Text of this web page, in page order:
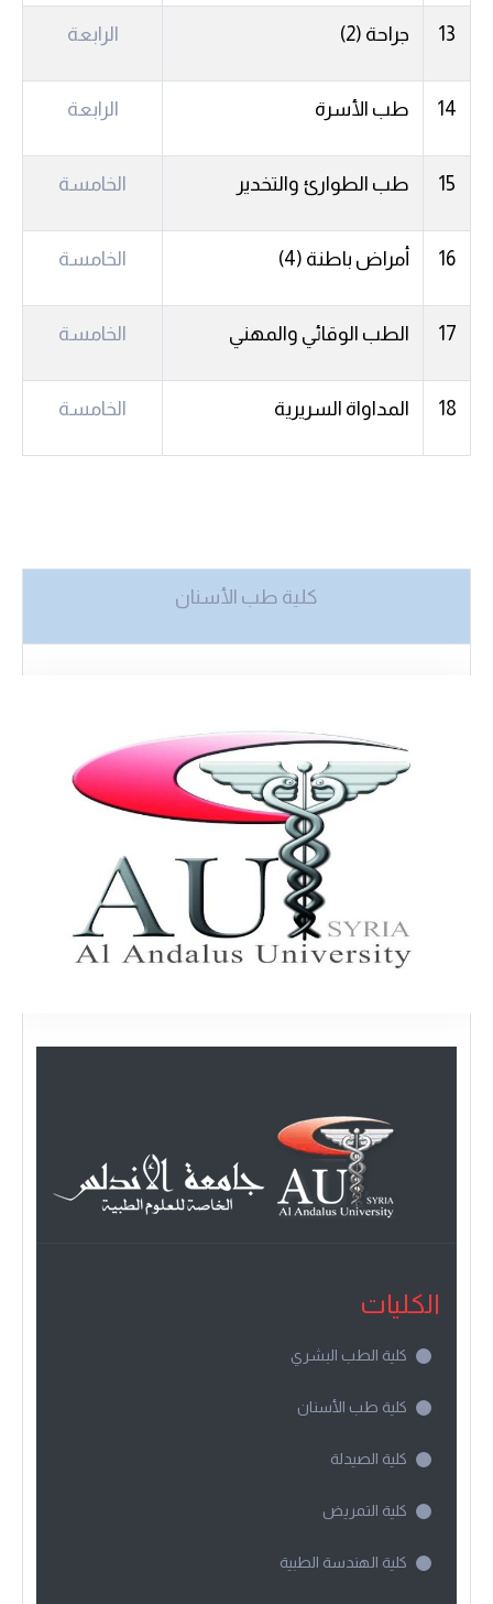
13 جراحة (2) الرابعة
14 طب الأسرة الرابعة
15 طب الطوارئ والتخدير الخامسة
16 أمراض باطنة (4) الخامسة
17 الطب الوقائي والمهني الخامسة
18 المداواة السريرية الخامسة
كلية طب الأسنان
الكليات
كلية الطب البشري
كلية طب الأسنان
كلية الصيدلة
كلية التمريض
كلية الهندسة الطبية